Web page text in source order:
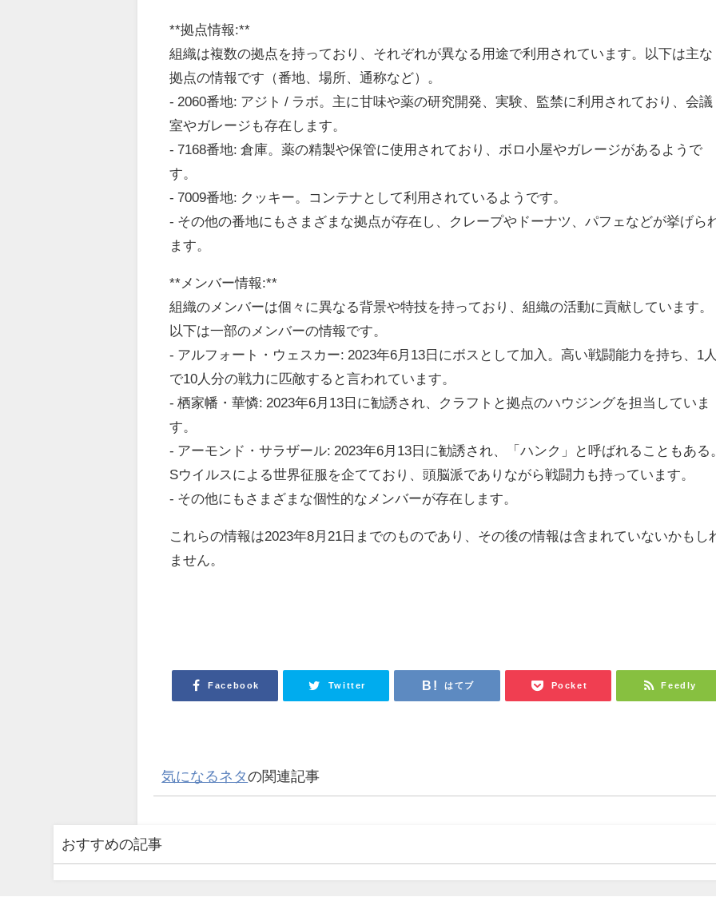
**拠点情報:**
組織は複数の拠点を持っており、それぞれが異なる用途で利用されています。以下は主な
拠点の情報です（番地、場所、通称など）。
- 2060番地: アジト / ラボ。主に甘味や薬の研究開発、実験、監禁に利用されており、会議
室やガレージも存在します。
- 7168番地: 倉庫。薬の精製や保管に使用されており、ボロ小屋やガレージがあるようで
す。
- 7009番地: クッキー。コンテナとして利用されているようです。
- その他の番地にもさまざまな拠点が存在し、クレープやドーナツ、パフェなどが挙げら
ます。
**メンバー情報:**
組織のメンバーは個々に異なる背景や特技を持っており、組織の活動に貢献しています。
以下は一部のメンバーの情報です。
- アルフォート・ウェスカー: 2023年6月13日にボスとして加入。高い戦闘能力を持ち、1人
で10人分の戦力に匹敵すると言われています。
- 栖家幡・華憐: 2023年6月13日に勧誘され、クラフトと拠点のハウジングを担当していま
す。
- アーモンド・サラザール: 2023年6月13日に勧誘され、「ハンク」と呼ばれることもある
Sウイルスによる世界征服を企てており、頭脳派でありながら戦闘力も持っています。
- その他にもさまざまな個性的なメンバーが存在します。
これらの情報は2023年8月21日までのものであり、その後の情報は含まれていないかもし
ません。
Facebook Twitter はてブ Pocket Feedly
気になるネタの関連記事
おすすめの記事